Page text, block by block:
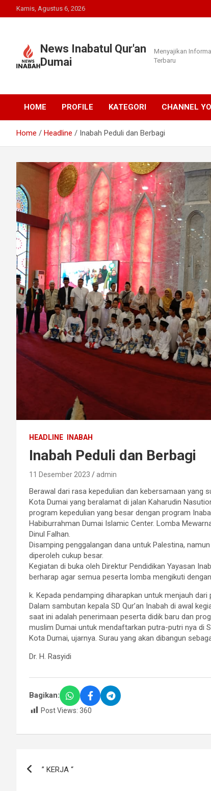
to
Kamis, Agustus 6, 2026
News Inabatul Qur'an
Dumai
Menyajikan
Terbaru
HOME PROFILE KATEGORI CHANNEL
Home Headline Inabah Peduli dan Berbagi
HEADLINE INABAH
Inabah Peduli dan Berbagi
11 Desember 2023 admin
Berawal dari rasa kepedulian dan kebersamaan yang
Kota Dumai yang beralamat di jalan Kaharudin
program kepedulian yang besar dengan program
Habiburrahman Dumai Islamic Center. Lomba
Dinul Falhan.
Disamping penggalangan dana untuk Palestina,
diperoleh cukup besar.
Kegiatan di buka oleh Direktur Pendidikan Yayasan
berharap agar semua peserta lomba mengikuti
k. Kepada pendamping diharapkan untuk menjauh
Dalam sambutan kepala SD Qur’an Inabah di awal
saat ini adalah penerimaan peserta didik baru dan
muslim Dumai untuk mendaftarkan putra-putri nya di
Kota Dumai, ujarnya. Surau yang akan dibangun
Dr. H. Rasyidi
Bagikan:
Post Views: 360
” KERJA “